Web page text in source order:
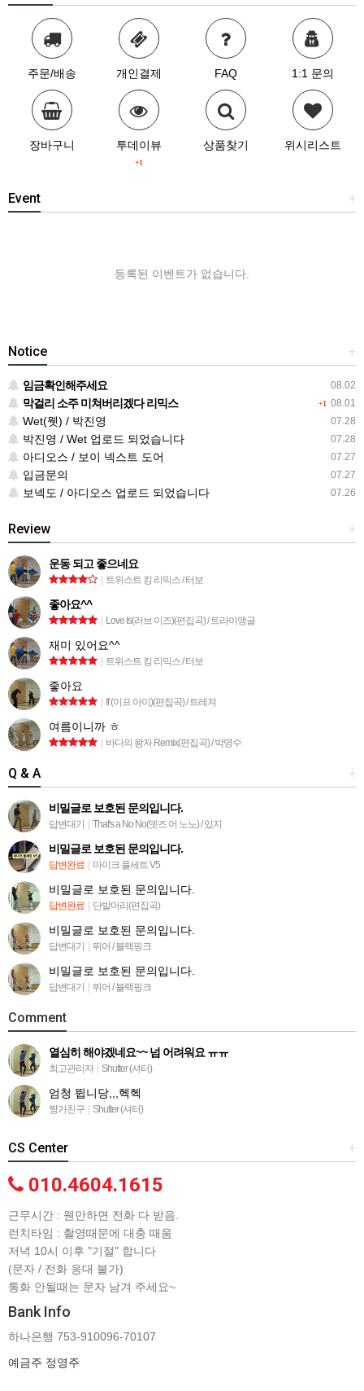
주문/배송 개인결제 FAQ 1:1 문의
장바구니 투데이뷰
+1
상품찾기 위시리스트
+
Event
등록된 이벤트가 없습니다.
+
Notice
08.02
임금확인해주세요
+1 08.01
막걸리 소주 미쳐버리겠다 리믹스
07.28
Wet(웻) / 박진영
07.28
박진영 / Wet 업로드 되었습니다
07.27
아디오스 / 보이 넥스트 도어
07.27
입금문의
07.26
보넥도 / 아디오스 업로드 되었습니다
+
Review
운동 되고 좋으네요
트위스트 킹 리믹스 / 터보
좋아요^^
Love Is(러브 이즈)(편집곡) / 트라이앵글
재미 있어요^^
트위스트 킹 리믹스 / 터보
좋아요
If (이프 아이)(편집곡) / 트레져
여름이니까 ㅎ
바다의 왕자 Remix(편집곡) / 박명수
+
Q & A
비밀글로 보호된 문의입니다.
답변대기 That's a No No(뎃즈 어 노노) / 있지
비밀글로 보호된 문의입니다.
답변완료 마이크 풀세트 V5
비밀글로 보호된 문의입니다.
답변완료 단발머리(편집곡)
비밀글로 보호된 문의입니다.
답변대기 뛰어 / 블랙핑크
비밀글로 보호된 문의입니다.
답변대기 뛰어 / 블랙핑크
Comment
열심히 해야겠네요~~ 넘 어려워요 ㅠㅠ
최고관리자 Shutter (셔터)
엄청 뜁니당,,,헥헥
짱가친구 Shutter (셔터)
+
CS Center
010.4604.1615
근무시간 : 웬만하면 전화 다 받음.
런치타임 : 촬영때문에 대충 때움
저녁 10시 이후 "기절" 합니다
(문자 / 전화 응대 불가)
통화 안될때는 문자 남겨 주세요~
Bank Info
하나은행 753-910096-70107
예금주 정영주